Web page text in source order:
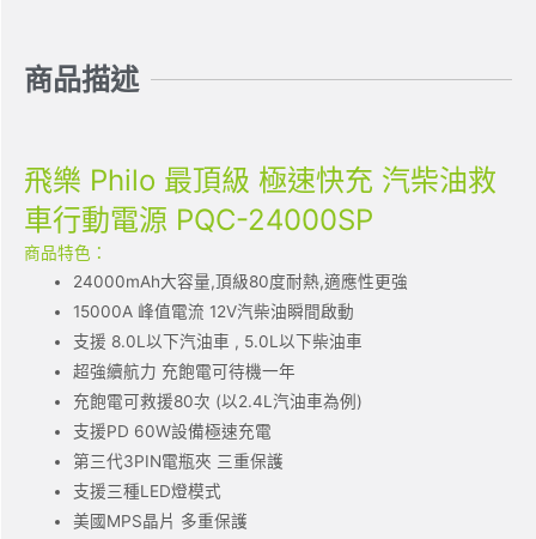
商品描述
飛樂 Philo 最頂級 極速快充 汽柴油救
車行動電源 PQC-24000SP
商品特色：
24000mAh大容量,頂級80度耐熱,適應性更強
15000A 峰值電流 12V汽柴油瞬間啟動
支援 8.0L以下汽油車 , 5.0L以下柴油車
超強續航力 充飽電可待機一年
充飽電可救援80次 (以2.4L汽油車為例)
支援PD 60W設備極速充電
第三代3PIN電瓶夾 三重保護
支援三種LED燈模式
美國MPS晶片 多重保護